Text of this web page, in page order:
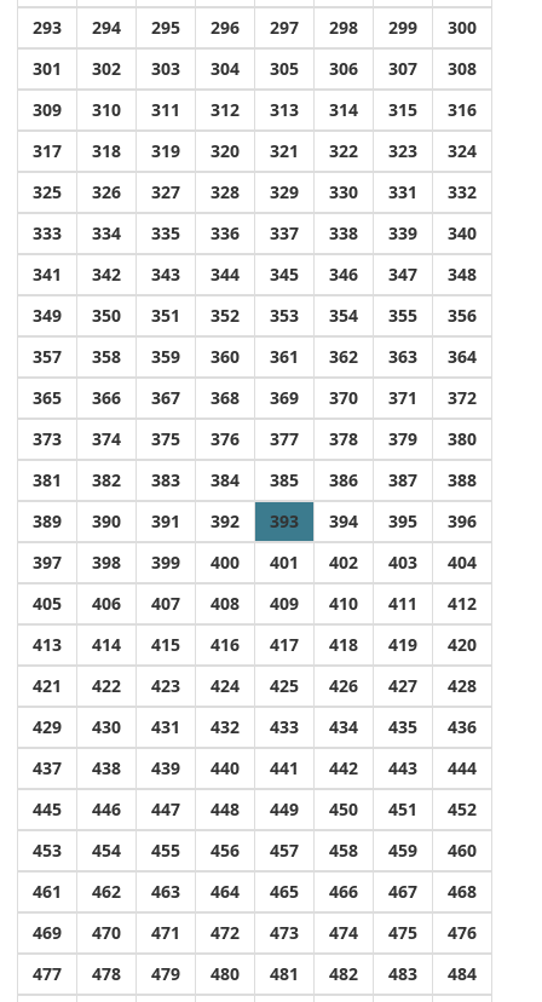
293
294 295 296 297 298 299
300
301
302 303 304 305 306 307
308
309
310 311 312 313 314 315
316
317
318 319 320 321 322 323
324
325
326 327 328 329 330 331
332
333
334 335 336 337 338 339
340
341
342 343 344 345 346 347
348
349
350 351 352 353 354 355
356
357
358 359 360 361 362 363
364
365
366 367 368 369 370 371
372
373
374 375 376 377 378 379
380
381
382 383 384 385 386 387
388
389
390 391 392 393 394 395
396
397
398 399 400 401 402 403
404
405
406 407 408 409 410 411
412
413
414 415 416 417 418 419
420
421
422 423 424 425 426 427
428
429
430 431 432 433 434 435
436
437
438 439 440 441 442 443
444
445
446 447 448 449 450 451
452
453
454 455 456 457 458 459
460
461
462 463 464 465 466 467
468
469
470 471 472 473 474 475
476
477
478 479 480 481 482 483
484